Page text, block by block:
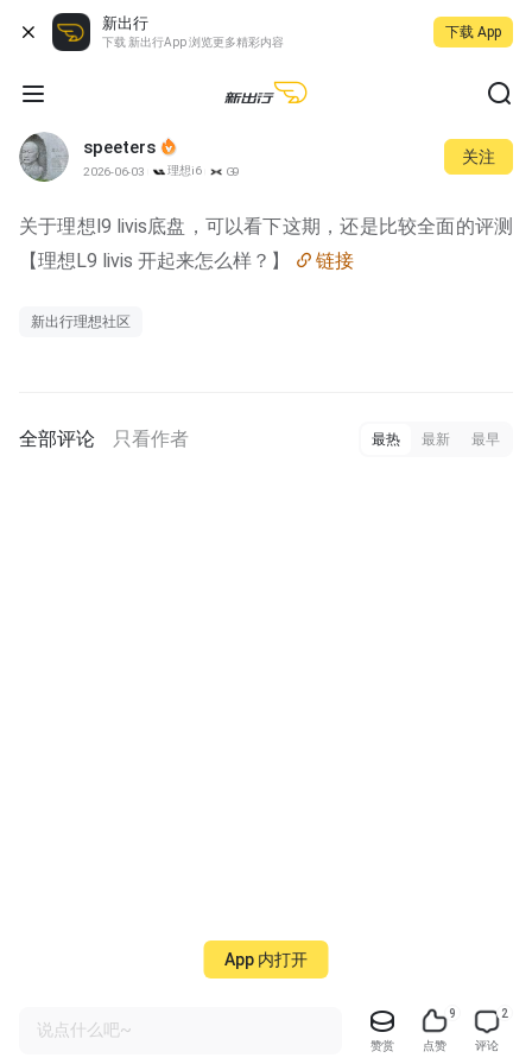
新出行
下载 新出行App 浏览更多精彩内容
下载 App
speeters
2026-06-03 理想i6 G9
关注
关于理想l9 livis底盘，可以看下这期，还是比较全面的评测
【理想L9 livis 开起来怎么样？】
链接
新出行理想社区
全部评论 只看作者 最热 最新 最早
说点什么吧~
赞赏
9
点赞
2
评论
App 内打开